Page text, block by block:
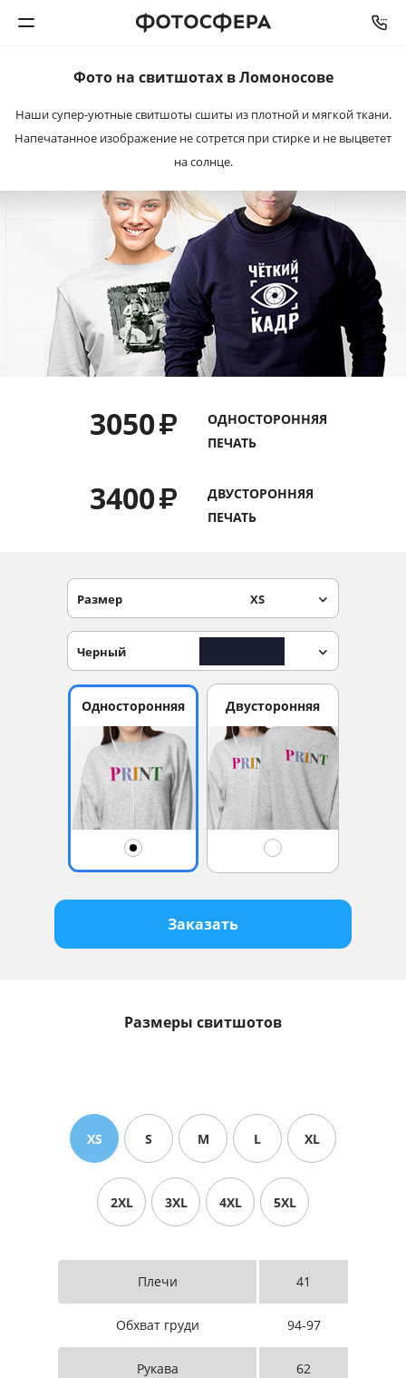
Фотокниги
Календари
Интерьерная печать
Фотоподарки
Багетная мастерская
Полиграфия
Услуги и сервис
Фото на свитшотах в Ломоносове
Наши супер-уютные свитшоты сшиты из плотной и мягкой ткани.
Напечатанное изображение не сотрется при стирке и не выцветет
на солнце.
3050₽
ОДНОСТОРОННЯЯ
ПЕЧАТЬ
3400₽
ДВУСТОРОННЯЯ
ПЕЧАТЬ
Размер XS
Черный
Односторонняя Двусторонняя
Заказать
Размеры свитшотов
XS S M L XL
2XL 3XL 4XL 5XL
Плечи 41
Обхват груди 94-97
Рукава 62